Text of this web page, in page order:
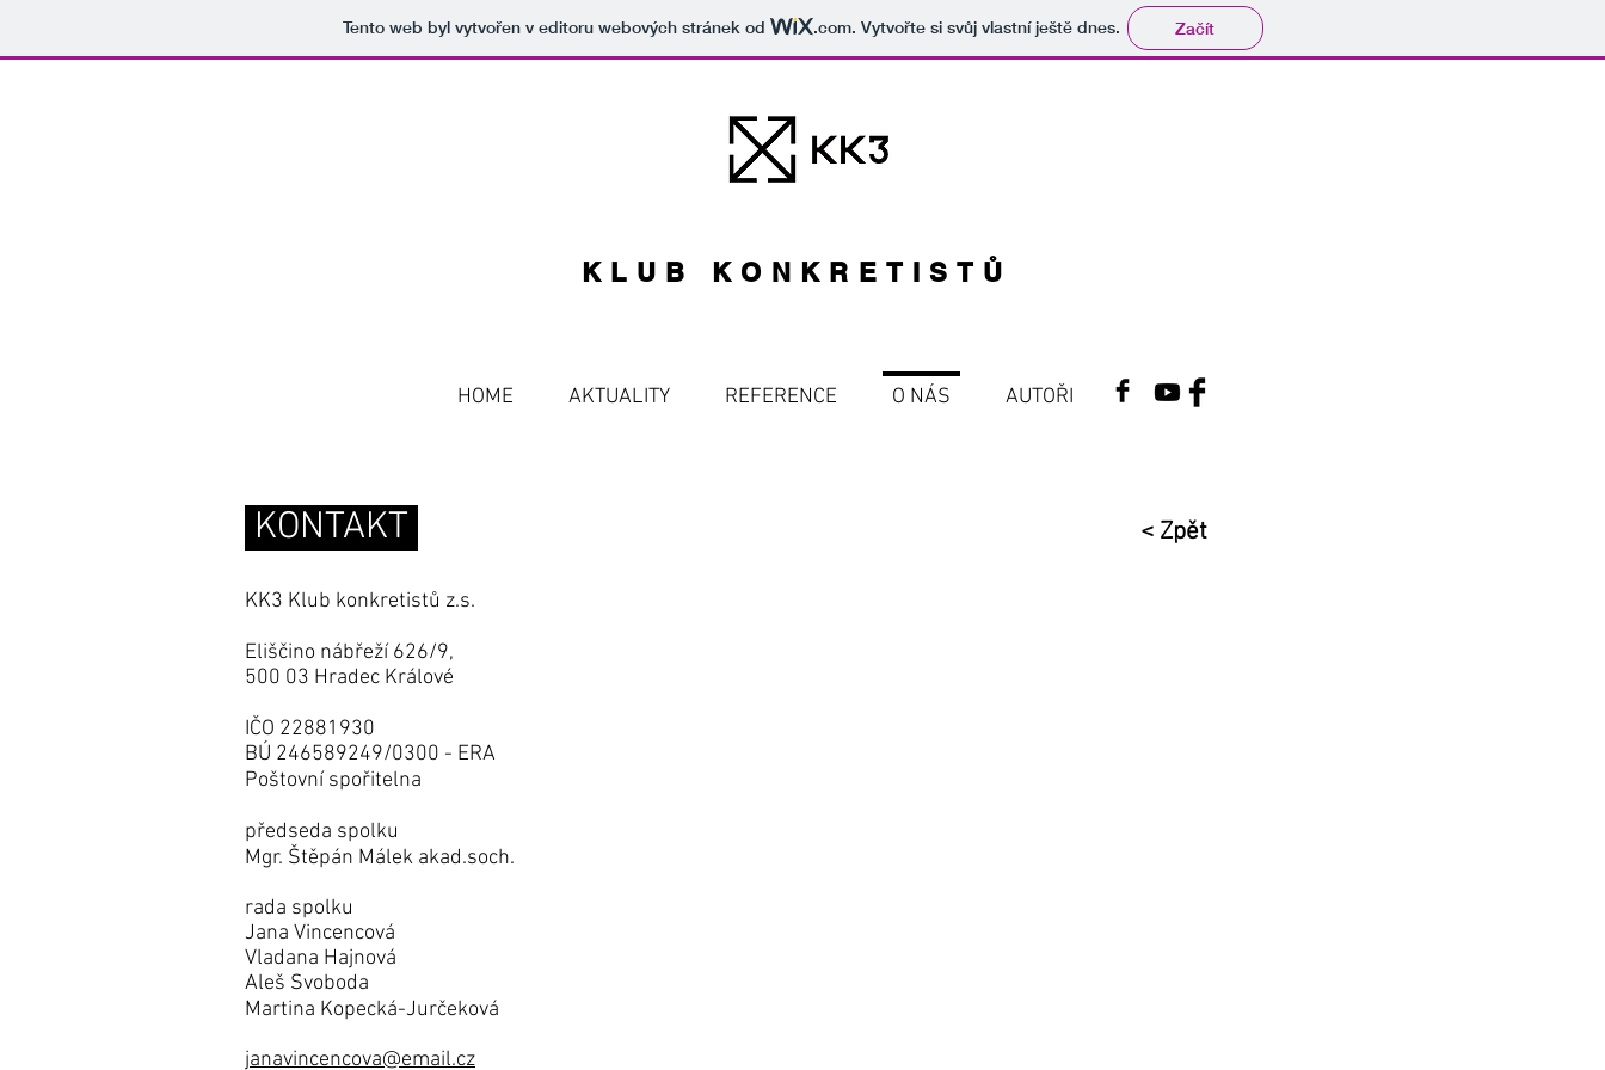
Tento web byl vytvořen v editoru webových stránek od .com. Vytvořte si svůj vlastní ještě dnes. Začít
KLUB KONKRETISTŮ
HOME AKTUALITY REFERENCE O NÁS AUTOŘI
KONTAKT
KK3 Klub konkretistů z.s.
Eliščino nábřeží 626/9,
500 03 Hradec Králové
IČO 22881930
BÚ 246589249/0300 - ERA
Poštovní spořitelna
předseda spolku
Mgr. Štěpán Málek akad.soch.
rada spolku
Jana Vincencová
Vladana Hajnová
Aleš Svoboda
Martina Kopecká-Jurčeková
janavincencova@email.cz
< Zpět